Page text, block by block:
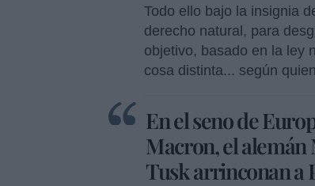
Todo ello bajo la insignia
derecho natural, para
objetivo, basado en la ley
cosa distinta... según
En el seno de
Macron, el alemán
Tusk arrinconan a